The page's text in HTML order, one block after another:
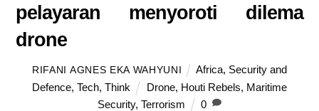
pelayaran menyoroti dilema
drone
RIFANI AGNES EKA WAHYUNI Africa, Security and
Defence,Tech,Think Drone, Houti Rebels, Maritime
Security,Terrorism 0